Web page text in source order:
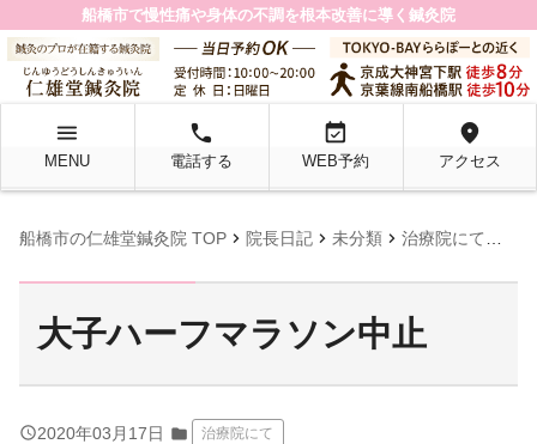
船橋市で慢性痛や身体の不調を根本改善に導く鍼灸院
menu
MENU
local_phone
電話する
event_available
WEB予約
location_on
アクセス
船橋市の仁雄堂鍼灸院 TOP chevron_right 院長日記 chevron_right 未分類 chevron_right 治療院にて
大子ハーフマラソン中止
query_builder2020年03月17日 folder 治療院にて